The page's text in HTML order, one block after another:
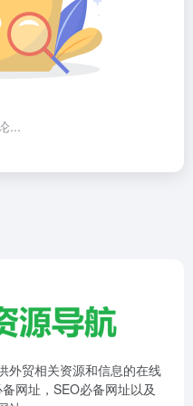
...
外贸相关资源和信息的在线
网址，SEO必备网址以及